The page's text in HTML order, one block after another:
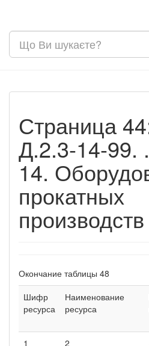
Страница
Д.2.3-14-99.
14.
прокатных
Окончание таблицы 48
Шифр
ресурса
Наименование
ресурса
1 2